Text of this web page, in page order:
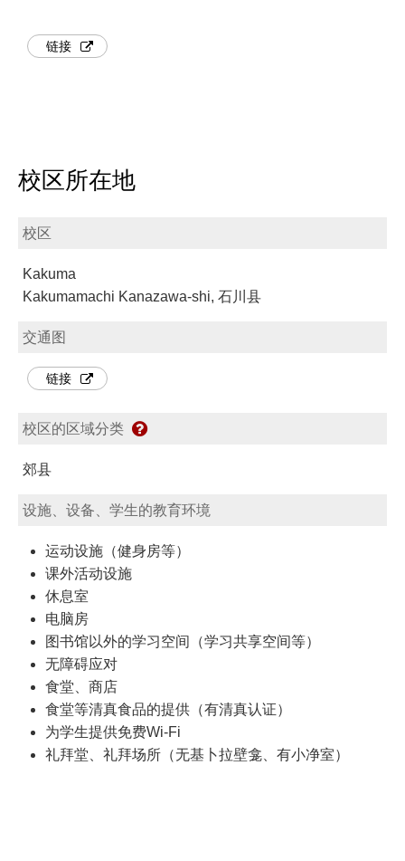
链接
校区所在地
校区
Kakuma
Kakumamachi Kanazawa-shi, 石川县
交通图
链接
校区的区域分类
郊县
设施、设备、学生的教育环境
运动设施（健身房等）
课外活动设施
休息室
电脑房
图书馆以外的学习空间（学习共享空间等）
无障碍应对
食堂、商店
食堂等清真食品的提供（有清真认证）
为学生提供免费Wi-Fi
礼拜堂、礼拜场所（无基卜拉壁龛、有小净室）